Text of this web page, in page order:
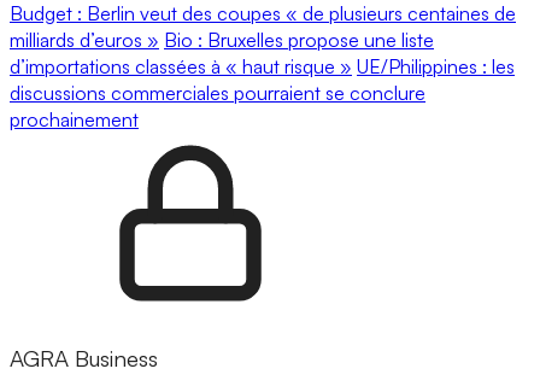
Budget : Berlin veut des coupes « de plusieurs centaines de
milliards d’euros » Bio : Bruxelles propose une liste
d’importations classées à « haut risque » UE/Philippines : les
discussions commerciales pourraient se conclure
prochainement
AGRA Business